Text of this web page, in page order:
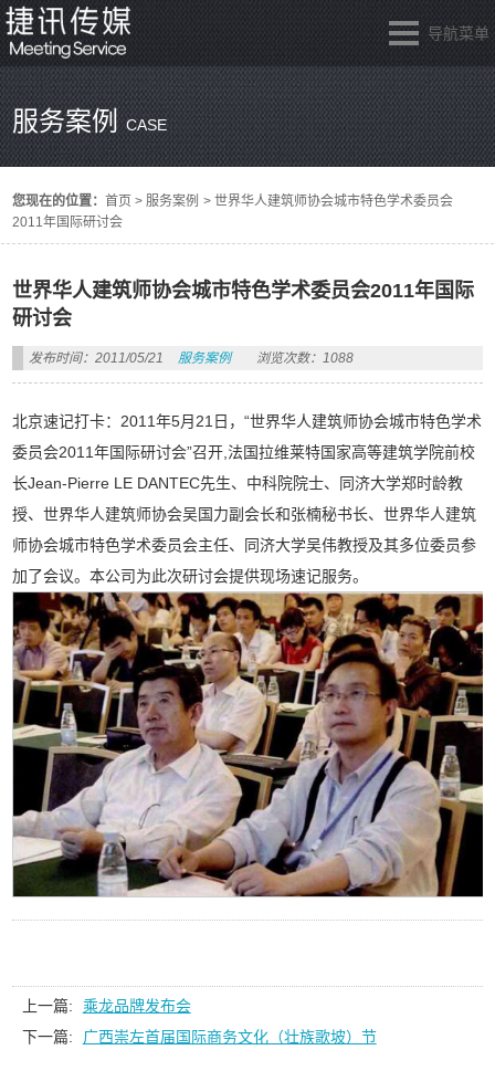
导航菜单
服务案例CASE
您现在的位置：首页 >服务案例 >世界华人建筑师协会城市特色学术委员会
2011年国际研讨会
世界华人建筑师协会城市特色学术委员会2011年国际
研讨会
发布时间：2011/05/21 服务案例 浏览次数：1088
北京速记打卡：2011年5月21日，“世界华人建筑师协会城市特色学术
委员会2011年国际研讨会”召开,法国拉维莱特国家高等建筑学院前校
长Jean-Pierre LE DANTEC先生、中科院院士、同济大学郑时龄教
授、世界华人建筑师协会吴国力副会长和张楠秘书长、世界华人建筑
师协会城市特色学术委员会主任、同济大学吴伟教授及其多位委员参
加了会议。本公司为此次研讨会提供现场速记服务。
上一篇:
乘龙品牌发布会
下一篇:
广西崇左首届国际商务文化（壮族歌坡）节